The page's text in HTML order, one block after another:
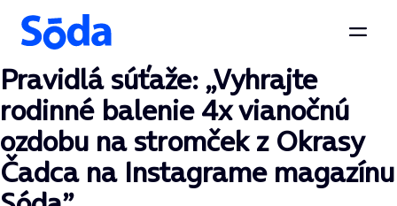
Preskočiť na obsah
Pravidlá súťaže: „Vyhrajte
rodinné balenie 4x vianočnú
ozdobu na stromček z Okrasy
Čadca na Instagrame magazínu